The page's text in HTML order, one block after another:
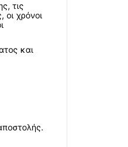
τις
χρόνοι
και